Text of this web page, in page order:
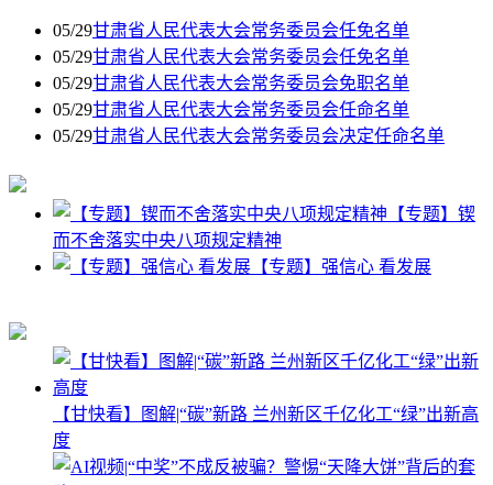
05/29甘肃省人民代表大会常务委员会任免名单
05/29甘肃省人民代表大会常务委员会任免名单
05/29甘肃省人民代表大会常务委员会免职名单
05/29甘肃省人民代表大会常务委员会任命名单
05/29甘肃省人民代表大会常务委员会决定任命名单
【专题】锲
而不舍落实中央八项规定精神
【专题】强信心 看发展
【甘快看】图解|“碳”新路 兰州新区千亿化工“绿”出新高
度